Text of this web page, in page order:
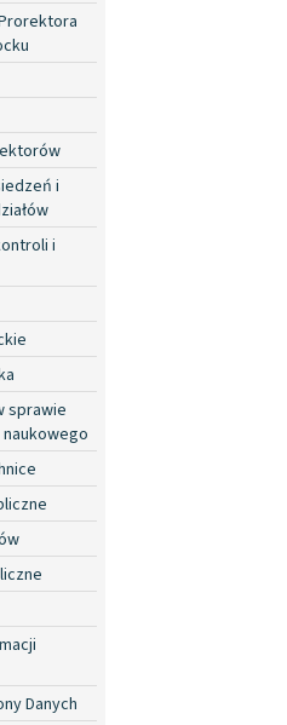
i
i
sprawie
Danych